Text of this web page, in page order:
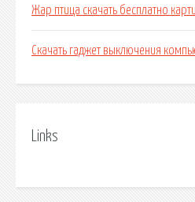
Жар птица скачать бесплатно
Скачать гаджет выключения
Links